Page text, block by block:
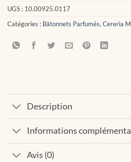
UGS : 10.00925.0117
Catégories : Bâtonnets Parfumés,Cereria
Description
Informations
Avis (0)